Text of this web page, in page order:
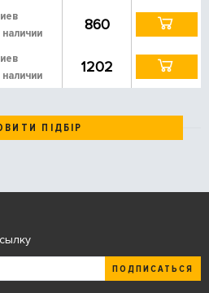
наличии
860
наличии
1202
ПІДБІР
ПОДПИСАТЬСЯ